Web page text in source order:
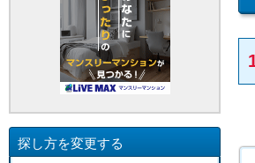
探し方を変更する